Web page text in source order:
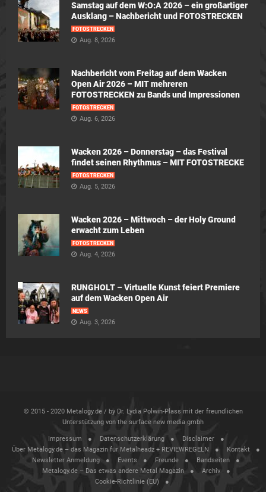
Samstag auf dem W:O:A 2026 – ein großartiger
Ausklang – Nachbericht und FOTOSTRECKEN
FOTOSTRECKEN
Aug. 8, 2026
Nachbericht vom Freitag auf dem Wacken
Open Air 2026 – MIT mehreren
FOTOSTRECKEN zu Bands und Impressionen
FOTOSTRECKEN
Aug. 6, 2026
Wacken 2026 – Donnerstag – das Festival
findet seinen Rhythmus – MIT FOTOSTRECKE
FOTOSTRECKEN
Aug. 5, 2026
Wacken 2026 – Mittwoch – der Holy Ground
erwacht zum Leben
FOTOSTRECKEN
Aug. 4, 2026
RUNGHOLT – Virtuelle Kunst feiert Premiere
auf dem Wacken Open Air
NEWS
Aug. 3, 2026
© 2015 - 2020 Metalogy.de / by Dr. Lydia Polwin-Plass mit der freundlichen
Unterstützung von the surface new media gmbh
Impressum Datenschutzerklärung
Disclaimer
Über Metalogy.de – das Magazin für Metalheadz + REVIEWREGELN
Kontakt
Newsletter Anmeldung
Events Freunde
Bandseiten
Metalogy.de – Das etwas andere Metal Magazin
Archiv
Cookie-Richtlinie (EU)